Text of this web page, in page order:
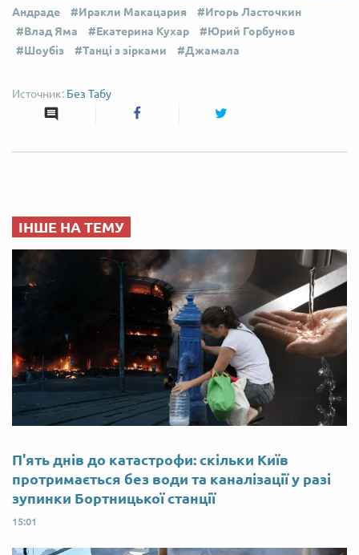
Андраде
Иракли Макацария
Игорь Ласточкин
Влад Яма
Екатерина Кухар
Юрий Горбунов
Шоубіз
Танці з зірками Джамала
Без Табу
ІНШЕ НА ТЕМУ
П'ять днів до катастрофи: скільки Київ
протримається без води та каналізації у разі
зупинки Бортницької станції
15:01